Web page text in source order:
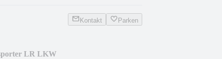
Kontakt Parken
LR LKW